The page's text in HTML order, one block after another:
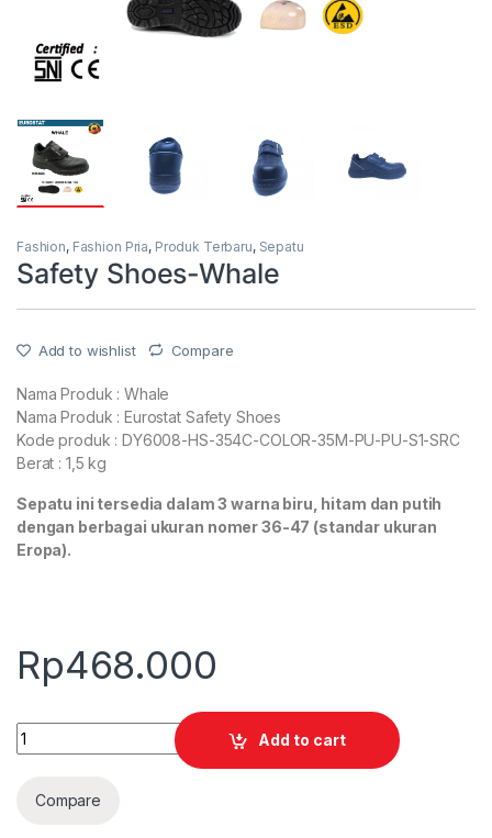
Fashion, Fashion Pria, Produk Terbaru, Sepatu
Safety Shoes-Whale
Add to wishlist Compare
Nama Produk : Whale
Nama Produk : Eurostat Safety Shoes
Kode produk : DY6008-HS-354C-COLOR-35M-PU-PU-S1-SRC
Berat : 1,5 kg
Sepatu ini tersedia dalam 3 warna biru, hitam dan putih
dengan berbagai ukuran nomer 36-47 (standar ukuran
Eropa).
Rp468.000
Quantity
Add to cart
Compare